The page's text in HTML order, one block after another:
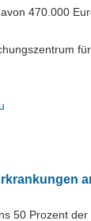
470.000
50 Prozent